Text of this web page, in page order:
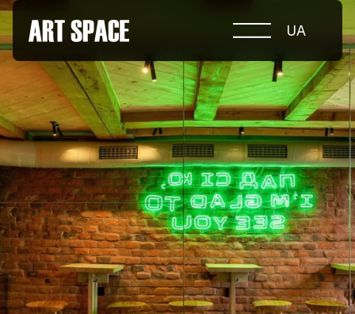
ПРО КОНКУРС
НОМІНАЦІЇ
ПРОЄКТИ 2026
ЖУРІ
ПАРТНЕРИ
НОМІНАНТИ 2025
ПЕРЕМОЖЦІ 2025
КОНТАКТИ
а.harusova@gmail.com
© 2025 Wmaax Studio
UA